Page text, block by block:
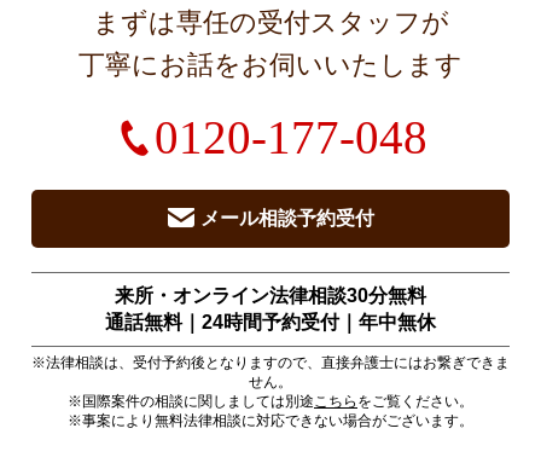
まずは専任の受付スタッフが
丁寧にお話をお伺いいたします
0120-177-048
メール相談予約受付
来所・オンライン法律相談30分無料
通話無料｜24時間予約受付｜ 年中無休
※法律相談は、受付予約後となりますので、直接弁護士にはお繋ぎできま
せん。
※国際案件の相談に関しましては別途こちら をご覧ください。
※事案により無料法律相談に対応できない場合がございます。